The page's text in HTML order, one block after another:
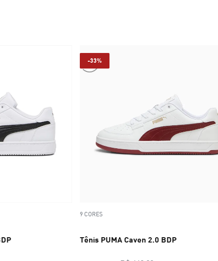
-33%
9 CORES
Tênis PUMA Caven 2.0 BDP